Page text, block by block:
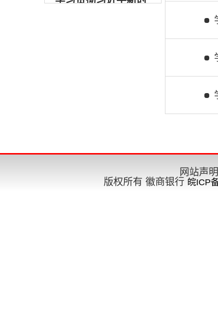
网站声明
版权所有 徽商银行 皖ICP